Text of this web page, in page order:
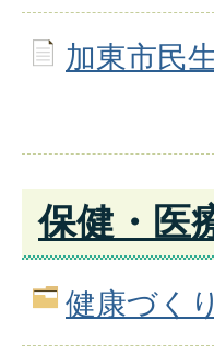
加東市民
保健・医
健康づく